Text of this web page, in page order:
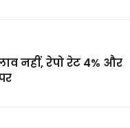
नहीं, रेपो रेट 4% और